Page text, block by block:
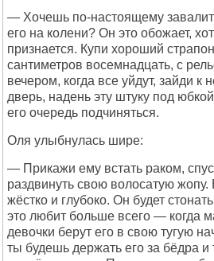
— Хочешь по-настоящему
его на колени? Он это обожает,
признается. Купи хороший
сантиметров восемнадцать, с
вечером, когда все уйдут, зайди к
дверь, надень эту штуку под
его очередь подчиняться.
Оля улыбнулась шире:
— Прикажи ему встать раком,
раздвинуть свою волосатую
жёстко и глубоко. Он будет
это любит больше всего — когда
девочки берут его в свою тугую
ты будешь держать его за бёдра и